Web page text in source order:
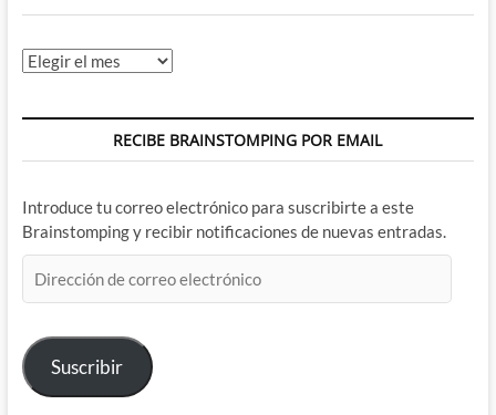
Archivos
RECIBE BRAINSTOMPING POR EMAIL
Introduce tu correo electrónico para suscribirte a este
Brainstomping y recibir notificaciones de nuevas entradas.
de
electrónico
Suscribir